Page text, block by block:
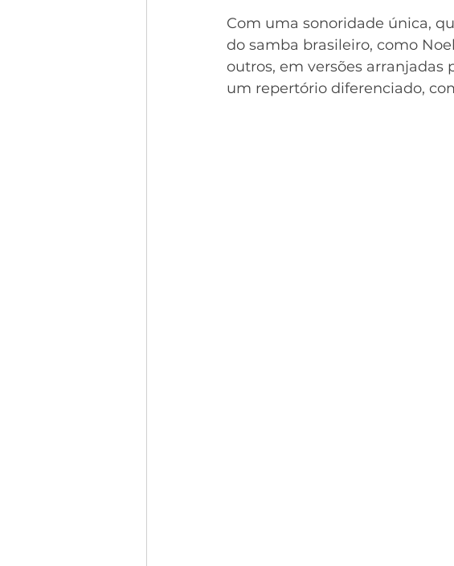
Com uma sonoridade única,
do samba brasileiro, como
outros, em versões arranjadas
um repertório diferenciado,